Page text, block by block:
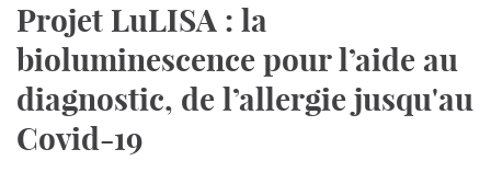
Projet LuLISA : la
bioluminescence pour l’aide au
diagnostic, de l’allergie jusqu'au
Covid-19